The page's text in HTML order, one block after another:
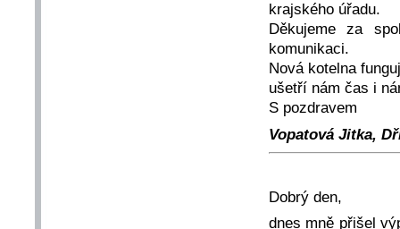
krajského úřadu.
Děkujeme za
komunikaci.
Nová kotelna
ušetří nám čas i
S pozdravem
Vopatová Jitka,
Dobrý den,
dnes mně přišel